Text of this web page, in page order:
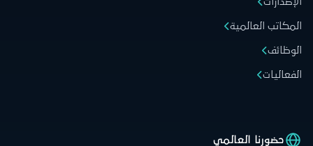
الإصدارات
المكاتب العالمية
الوظائف
الفعاليات
حضورنا العالمي